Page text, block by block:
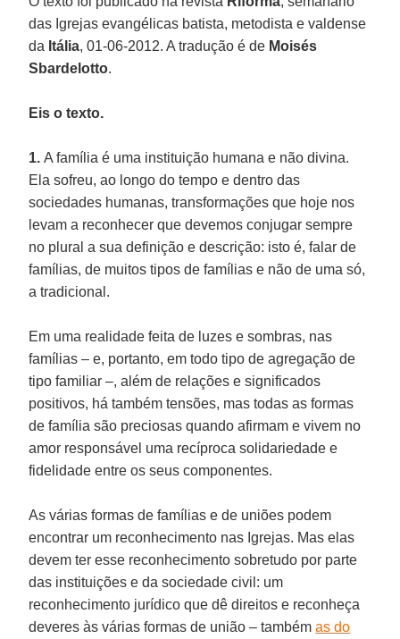
das Igrejas evangélicas batista, metodista e valdense
da Itália, 01-06-2012. A tradução é de Moisés
Sbardelotto.
Eis o texto.
1.A família é uma instituição humana e não divina.
Ela sofreu, ao longo do tempo e dentro das
sociedades humanas, transformações que hoje nos
levam a reconhecer que devemos conjugar sempre
no plural a sua definição e descrição: isto é, falar de
famílias, de muitos tipos de famílias e não de uma só,
a tradicional.
Em uma realidade feita de luzes e sombras, nas
famílias – e, portanto, em todo tipo de agregação de
tipo familiar –, além de relações e significados
positivos, há também tensões, mas todas as formas
de família são preciosas quando afirmam e vivem no
amor responsável uma recíproca solidariedade e
fidelidade entre os seus componentes.
As várias formas de famílias e de uniões podem
encontrar um reconhecimento nas Igrejas. Mas elas
devem ter esse reconhecimento sobretudo por parte
das instituições e da sociedade civil: um
reconhecimento jurídico que dê direitos e reconheça
deveres às várias formas de união – tambémas do